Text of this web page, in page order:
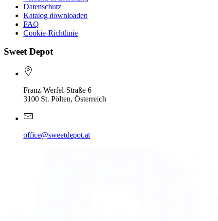
Datenschutz
Katalog downloaden
FAQ
Cookie-Richtlinie
Sweet Depot
Franz-Werfel-Straße 6
3100 St. Pölten, Österreich
office@sweetdepot.at